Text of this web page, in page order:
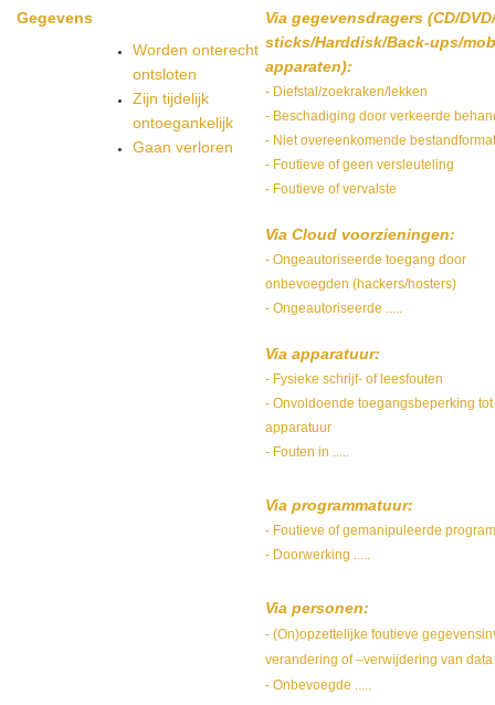
Gegevens
Worden onterecht
ontsloten
Zijn tijdelijk
ontoegankelijk
Gaan verloren
Via gegevensdragers (CD/
sticks/Harddisk/Back-ups/
apparaten):
- Diefstal/zoekraken/lekken
- Beschadiging door verkeerde
- Niet overeenkomende
- Foutieve of geen versleuteling
- Foutieve of vervalste
Via Cloud voorzieningen:
- Ongeautoriseerde toegang door
onbevoegden (hackers/hosters)
- Ongeautoriseerde .....
Via apparatuur:
- Fysieke schrijf- of leesfouten
- Onvoldoende toegangsbeperking tot
apparatuur
- Fouten in .....
Via programmatuur:
- Foutieve of gemanipuleerde
- Doorwerking .....
Via personen:
- (On)opzettelijke foutieve
verandering of –verwijdering van data
- Onbevoegde .....